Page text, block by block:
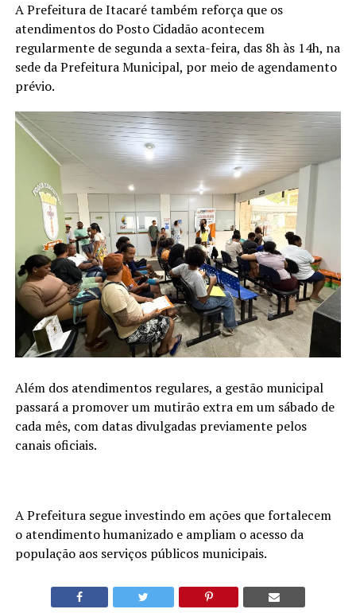
A Prefeitura de Itacaré também reforça que os
atendimentos do Posto Cidadão acontecem
regularmente de segunda a sexta-feira, das 8h às 14h, na
sede da Prefeitura Municipal, por meio de agendamento
prévio.
Além dos atendimentos regulares, a gestão municipal
passará a promover um mutirão extra em um sábado de
cada mês, com datas divulgadas previamente pelos
canais oficiais.
A Prefeitura segue investindo em ações que fortalecem
o atendimento humanizado e ampliam o acesso da
população aos serviços públicos municipais.